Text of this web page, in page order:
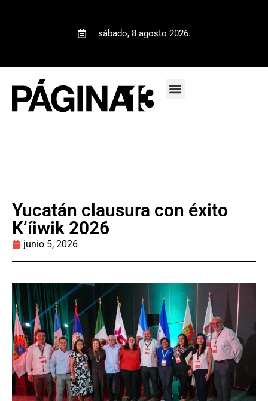
sábado, 8 agosto 2026.
Yucatán clausura con éxito
K’íiwik 2026
junio 5, 2026